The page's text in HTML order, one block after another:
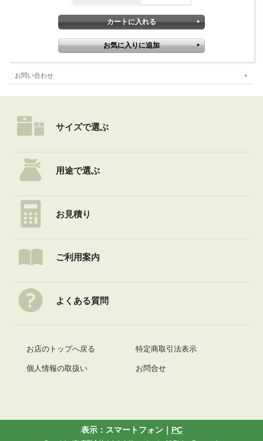
お問い合わせ
サイズで選ぶ
用途で選ぶ
お見積り
ご利用案内
よくある質問
お店のトップへ戻る 特定商取引法表示
個人情報の取扱い お問合せ
表示：スマートフォン｜ PC